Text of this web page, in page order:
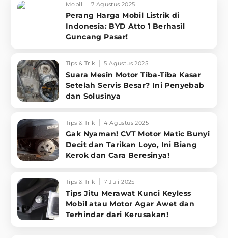
Mobil 7 Agustus 2025
Perang Harga Mobil Listrik di
Indonesia: BYD Atto 1 Berhasil
Guncang Pasar!
Tips & Trik 5 Agustus 2025
Suara Mesin Motor Tiba-Tiba Kasar
Setelah Servis Besar? Ini Penyebab
dan Solusinya
Tips & Trik 4 Agustus 2025
Gak Nyaman! CVT Motor Matic Bunyi
Decit dan Tarikan Loyo, Ini Biang
Kerok dan Cara Beresinya!
Tips & Trik 7 Juli 2025
Tips Jitu Merawat Kunci Keyless
Mobil atau Motor Agar Awet dan
Terhindar dari Kerusakan!